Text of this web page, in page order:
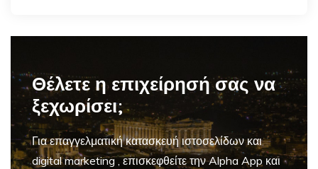
Θέλετε η επιχείρησή σας να
ξεχωρίσει;
Για επαγγελματικήκατασκευή ιστοσελίδων και
digital marketing, επισκεφθείτε την Alpha App και